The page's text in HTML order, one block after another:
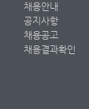
채용안내
공지사항
채용공고
채용결과확인